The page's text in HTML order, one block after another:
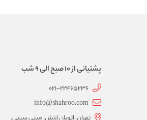
پشتیانی از 10 صبح الی 9 شب
021-22465236
info@shahroo.com